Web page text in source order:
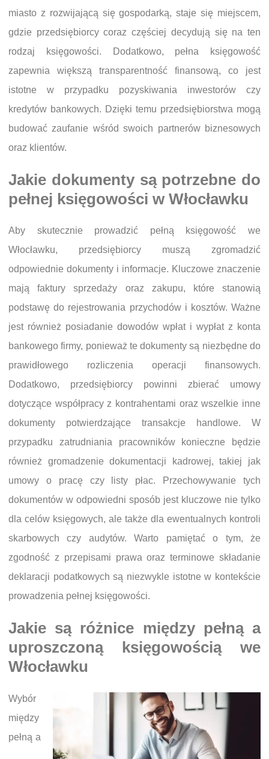
miasto z rozwijającą się gospodarką, staje się miejscem,
gdzie przedsiębiorcy coraz częściej decydują się na ten
rodzaj księgowości. Dodatkowo, pełna księgowość
zapewnia większą transparentność finansową, co jest
istotne w przypadku pozyskiwania inwestorów czy
kredytów bankowych. Dzięki temu przedsiębiorstwa mogą
budować zaufanie wśród swoich partnerów biznesowych
oraz klientów.
Jakie dokumenty są potrzebne do
pełnej księgowości w Włocławku
Aby skutecznie prowadzić pełną księgowość we
Włocławku, przedsiębiorcy muszą zgromadzić
odpowiednie dokumenty i informacje. Kluczowe znaczenie
mają faktury sprzedaży oraz zakupu, które stanowią
podstawę do rejestrowania przychodów i kosztów. Ważne
jest również posiadanie dowodów wpłat i wypłat z konta
bankowego firmy, ponieważ te dokumenty są niezbędne do
prawidłowego rozliczenia operacji finansowych.
Dodatkowo, przedsiębiorcy powinni zbierać umowy
dotyczące współpracy z kontrahentami oraz wszelkie inne
dokumenty potwierdzające transakcje handlowe. W
przypadku zatrudniania pracowników konieczne będzie
również gromadzenie dokumentacji kadrowej, takiej jak
umowy o pracę czy listy płac. Przechowywanie tych
dokumentów w odpowiedni sposób jest kluczowe nie tylko
dla celów księgowych, ale także dla ewentualnych kontroli
skarbowych czy audytów. Warto pamiętać o tym, że
zgodność z przepisami prawa oraz terminowe składanie
deklaracji podatkowych są niezwykle istotne w kontekście
prowadzenia pełnej księgowości.
Jakie są różnice między pełną a
uproszczoną księgowością we
Włocławku
Wybór
między
pełną a